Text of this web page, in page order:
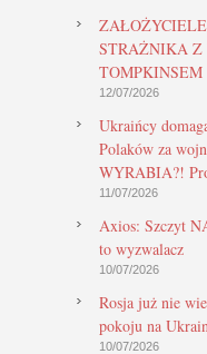
STRAŻNIKA
TOMPKINSEM
12/07/2026
Ukraińcy
Polaków za
WYRABIA?!
11/07/2026
Axios: Szczyt
to wyzwalacz
10/07/2026
Rosja już nie
pokoju na
10/07/2026